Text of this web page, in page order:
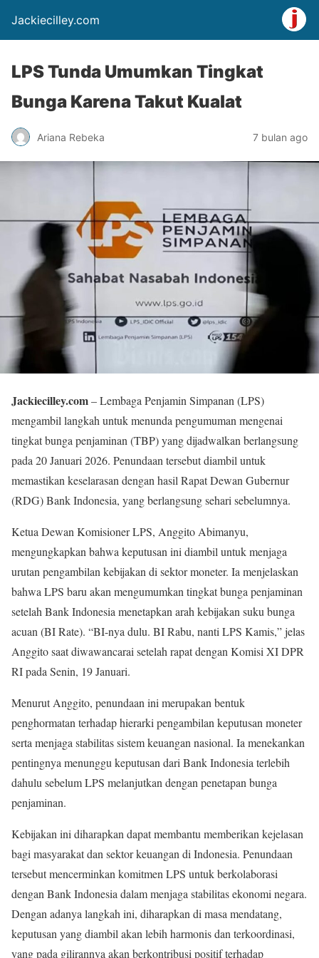
Jackiecilley.com
LPS Tunda Umumkan Tingkat
Bunga Karena Takut Kualat
Ariana Rebeka 7 bulan ago
Jackiecilley.com– Lembaga Penjamin Simpanan (LPS)
mengambil langkah untuk menunda pengumuman mengenai
tingkat bunga penjaminan (TBP) yang dijadwalkan berlangsung
pada 20 Januari 2026. Penundaan tersebut diambil untuk
memastikan keselarasan dengan hasil Rapat Dewan Gubernur
(RDG) Bank Indonesia, yang berlangsung sehari sebelumnya.
Ketua Dewan Komisioner LPS, Anggito Abimanyu,
mengungkapkan bahwa keputusan ini diambil untuk menjaga
urutan pengambilan kebijakan di sektor moneter. Ia menjelaskan
bahwa LPS baru akan mengumumkan tingkat bunga penjaminan
setelah Bank Indonesia menetapkan arah kebijakan suku bunga
acuan (BI Rate). “BI-nya dulu. BI Rabu, nanti LPS Kamis,” jelas
Anggito saat diwawancarai setelah rapat dengan Komisi XI DPR
RI pada Senin, 19 Januari.
Menurut Anggito, penundaan ini merupakan bentuk
penghormatan terhadap hierarki pengambilan keputusan moneter
serta menjaga stabilitas sistem keuangan nasional. Ia menekankan
pentingnya menunggu keputusan dari Bank Indonesia terlebih
dahulu sebelum LPS melanjutkan dengan penetapan bunga
penjaminan.
Kebijakan ini diharapkan dapat membantu memberikan kejelasan
bagi masyarakat dan sektor keuangan di Indonesia. Penundaan
tersebut mencerminkan komitmen LPS untuk berkolaborasi
dengan Bank Indonesia dalam menjaga stabilitas ekonomi negara.
Dengan adanya langkah ini, diharapkan di masa mendatang,
keputusan yang diambil akan lebih harmonis dan terkoordinasi,
yang pada gilirannya akan berkontribusi positif terhadap